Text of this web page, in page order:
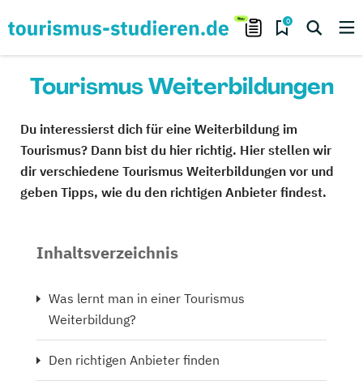
0
Tourismus Weiterbildungen
Du interessierst dich für eine Weiterbildung im
Tourismus? Dann bist du hier richtig. Hier stellen wir
dir verschiedene Tourismus Weiterbildungen vor und
geben Tipps, wie du den richtigen Anbieter findest.
Inhaltsverzeichnis
Was lernt man in einer Tourismus
Weiterbildung?
Den richtigen Anbieter finden